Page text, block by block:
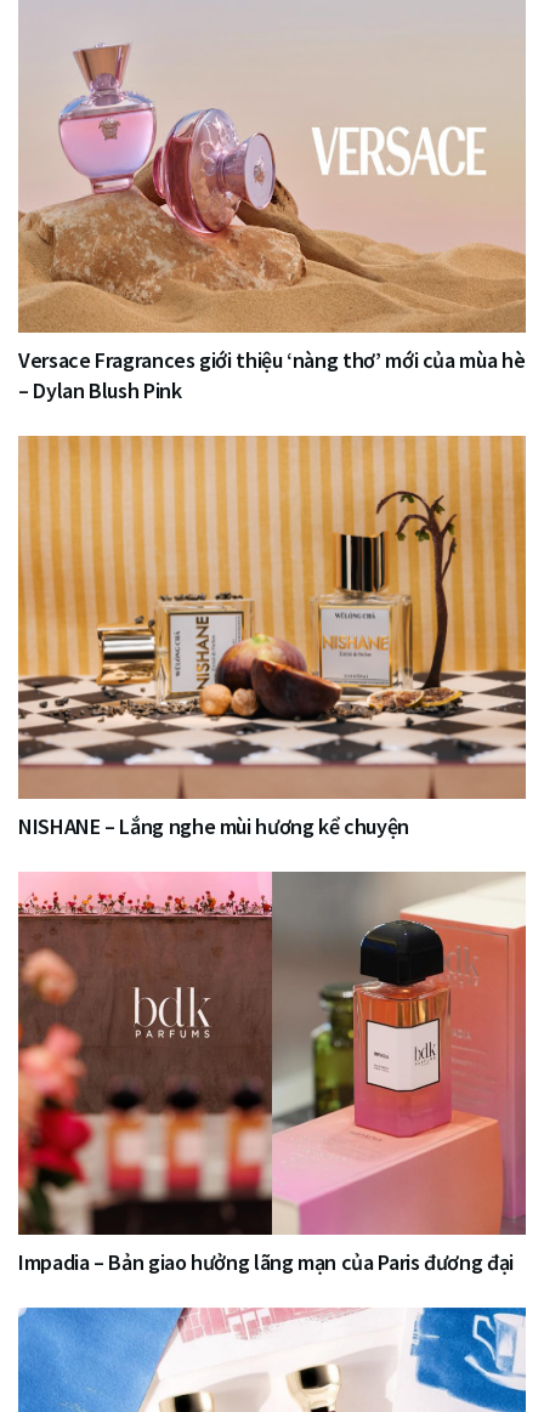
Versace Fragrances giới thiệu ‘nàng thơ’ mới của mùa hè
– Dylan Blush Pink
NISHANE – Lắng nghe mùi hương kể chuyện
Impadia – Bản giao hưởng lãng mạn của Paris đương đại